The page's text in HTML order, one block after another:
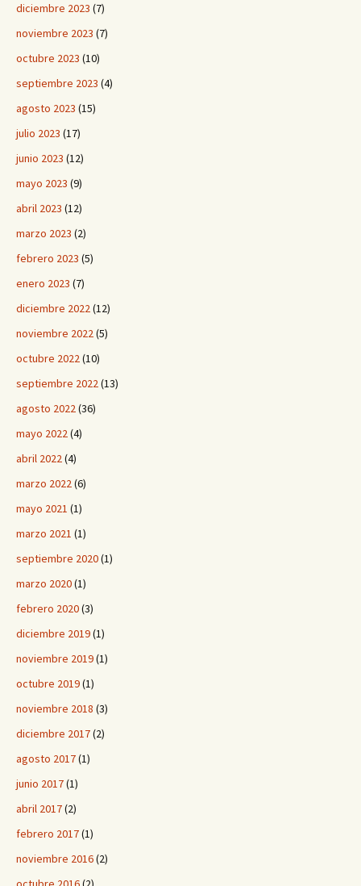
diciembre 2023 (7)
noviembre 2023 (7)
octubre 2023 (10)
septiembre 2023 (4)
agosto 2023 (15)
julio 2023 (17)
junio 2023 (12)
mayo 2023 (9)
abril 2023 (12)
marzo 2023 (2)
febrero 2023 (5)
enero 2023 (7)
diciembre 2022(12)
noviembre 2022(5)
octubre 2022(10)
septiembre 2022(13)
agosto 2022(36)
mayo 2022(4)
abril 2022(4)
marzo 2022(6)
mayo 2021 (1)
marzo 2021 (1)
septiembre 2020(1)
marzo 2020(1)
febrero 2020(3)
diciembre 2019(1)
noviembre 2019(1)
octubre 2019(1)
noviembre 2018 (3)
diciembre 2017(2)
agosto 2017(1)
junio 2017(1)
abril 2017(2)
febrero 2017(1)
noviembre 2016(2)